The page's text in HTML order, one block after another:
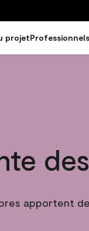
projetProfessionnels
apportent